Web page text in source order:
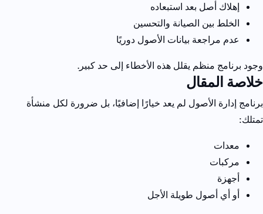
إهلاك أصل بعد استبعاده
الخلط بين الصيانة والتحسين
عدم مراجعة بيانات الأصول دوريًا
وجود برنامج منظم يقلل هذه الأخطاء إلى حد كبير.
خلاصة المقال
برنامج إدارة الأصول لم يعد خيارًا إضافيًا، بل ضرورة لكل منشأة
تمتلك:
معدات
مركبات
أجهزة
أو أي أصول طويلة الأجل